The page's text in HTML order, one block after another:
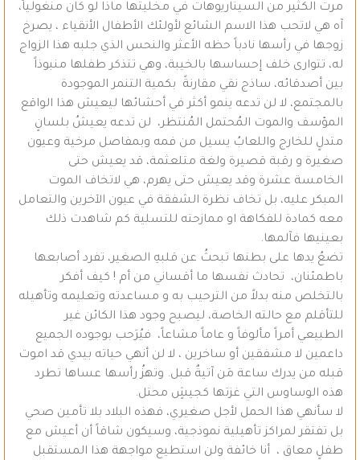
مرت الكثير من السيناريوهات في مخليتها ماذا لو كان منغولياً،
آه هي لاتحب هذا الاسم الشائع لأولئك الأطفال الأنقياء ، يصرخ
زوجها في رأسها نادباً حظه الأعثر والنحس الذي جلبه هذا الزواج
له، تتوارى خلف إحساسها بالخيبة، وهي تتذكر طفلها منبوذاً
بين أصدقائه، ساذج نقي مقارنةً بكمية التنمر الموجودة
بالمجتمع، لا لن تدعه ينمو أكثر في أحشائها ليعيش هذا الواقع
المؤسف والموت المُحتمل المُنتظر، لن تدعه يعيشُ بلسانٍ
متدلٍ للخارج واللعابُ يسيل من فمه وبمفاصل مرخية وعيون
صغيرة و رقبة قصيرة ولغة متلعثمة، قد يعيش حتى
الخامسة عشرة وقد يعيش حتى يهرم، هي لاتخاف الموت
المبكر عليه، بل تخاف نظرة الشفقة في عيون الآخرين والتعامل
معه كمادة للفكاهة او ممازحته للتسلية كم شاهدت ذلك
بعينيها فآلمها.
تضعُ يدها على بطنها تبحثُ عن قلبهِ الصغير، تفرد أصابعها
باطمئنان، تحادث نفسها ما أقساني من أم ! كيف أفكر
بالتخلص منه بدلاً من الترحيب به و مساعدته وتعليمه وتأهيله
للتأقلم مع حالته الخاصة، ليصبح وجود هذا الكائن غير
الطبيعي أمراً مألوفاً و عاماً مشاعاً، فيُرَحب بوجوده الجميع
داعمين لا مشفقين أو ساخرين ، لا لن أنهي حياته بيدي قد اموت
قبله من يدرك ساعة مَن آتيةٌ قبل. وتهزُ رأسها عساها تطرد
هذه الوساوس التي غزتها كجيشٍ محتل.
لا سأنهي هذا الحمل لأجل صغيري، فهذه البلاد بلا تأمين صحي
بل تفتقر لمراكز تأهيلية نموذجية، وسيكون شاقاً أن أعيش مع
طفلٍ معاق ، أنا خائفة ولن استطيع مواجهة هذا المستقبل